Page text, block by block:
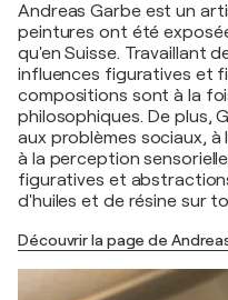
Andreas Garbe est un
peintures ont été
qu'en Suisse. Travaillant
influences figuratives et
compositions sont à la
philosophiques. De plus,
aux problèmes sociaux,
à la perception
figuratives et
d'huiles et de résine sur
Découvrir la page de